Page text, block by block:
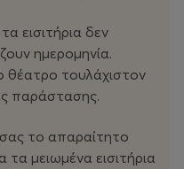
εισιτήρια δεν
ημερομηνία.
θέατρο τουλάχιστον
παράστασης.
το απαραίτητο
τα μειωμένα εισιτήρια